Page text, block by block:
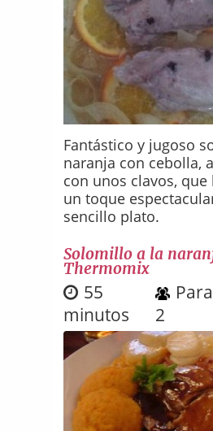
Fantástico y jugoso
naranja con cebolla,
con unos clavos, que
un toque
sencillo plato.
Solomillo a la
Thermomix
55
minutos
Para
2